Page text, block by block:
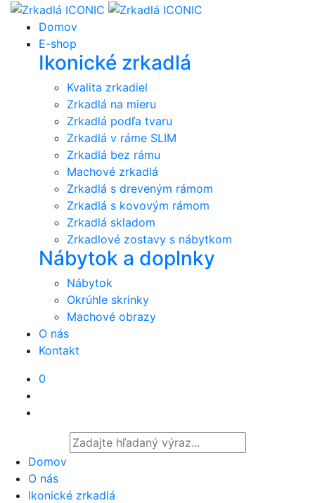
Domov
E-shop
Ikonické zrkadlá
Kvalita zrkadiel
Zrkadlá na mieru
Zrkadlá podľa tvaru
Zrkadlá v ráme SLIM
Zrkadlá bez rámu
Machové zrkadlá
Zrkadlá s dreveným rámom
Zrkadlá s kovovým rámom
Zrkadlá skladom
Zrkadlové zostavy s nábytkom
Nábytok a doplnky
Nábytok
Okrúhle skrinky
Machové obrazy
O nás
Kontakt
0
Domov
O nás
Ikonické zrkadlá